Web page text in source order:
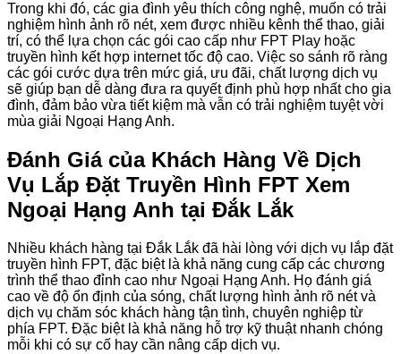
Trong khi đó, các gia đình yêu thích công nghệ, muốn có trải
nghiệm hình ảnh rõ nét, xem được nhiều kênh thể thao, giải
trí, có thể lựa chọn các gói cao cấp như FPT Play hoặc
truyền hình kết hợp internet tốc độ cao. Việc so sánh rõ ràng
các gói cước dựa trên mức giá, ưu đãi, chất lượng dịch vụ
sẽ giúp bạn dễ dàng đưa ra quyết định phù hợp nhất cho gia
đình, đảm bảo vừa tiết kiệm mà vẫn có trải nghiệm tuyệt vời
mùa giải Ngoại Hạng Anh.
Đánh Giá của Khách Hàng Về Dịch
Vụ Lắp Đặt Truyền Hình FPT Xem
Ngoại Hạng Anh tại Đắk Lắk
Nhiều khách hàng tại Đắk Lắk đã hài lòng với dịch vụ lắp đặt
truyền hình FPT, đặc biệt là khả năng cung cấp các chương
trình thể thao đỉnh cao như Ngoại Hạng Anh. Họ đánh giá
cao về độ ổn định của sóng, chất lượng hình ảnh rõ nét và
dịch vụ chăm sóc khách hàng tận tình, chuyên nghiệp từ
phía FPT. Đặc biệt là khả năng hỗ trợ kỹ thuật nhanh chóng
mỗi khi có sự cố hay cần nâng cấp dịch vụ.